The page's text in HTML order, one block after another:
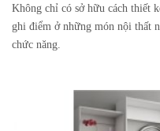
Không chỉ có sở hữu cách thiết
ghi điểm ở những món nội thất
chức năng.